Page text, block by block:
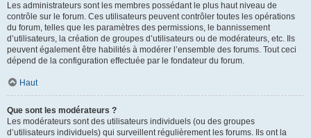
Les administrateurs sont les membres possédant le plus haut niveau de
contrôle sur le forum. Ces utilisateurs peuvent contrôler toutes les opérations
du forum, telles que les paramètres des permissions, le bannissement
d’utilisateurs, la création de groupes d’utilisateurs ou de modérateurs, etc. Ils
peuvent également être habilités à modérer l’ensemble des forums. Tout ceci
dépend de la configuration effectuée par le fondateur du forum.
Haut
Que sont les modérateurs ?
Les modérateurs sont des utilisateurs individuels (ou des groupes
d’utilisateurs individuels) qui surveillent régulièrement les forums. Ils ont la